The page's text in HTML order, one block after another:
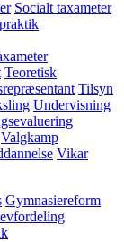
Socialt taxameter
Teoretisk
Tilsyn
Undervisning
Valgkamp
Vikar
Gymnasiereform